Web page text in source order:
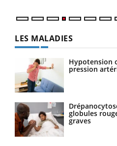
LES MALADIES
Hypotension
pression
globules
graves